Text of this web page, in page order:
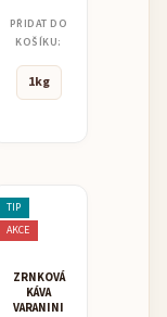
PŘIDAT DO
KOŠÍKU:
1kg
TIP
AKCE
ZRNKOVÁ
KÁVA
VARANINI